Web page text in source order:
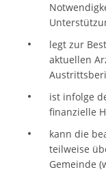
legt zur
aktuellen
ist infolge
finanzielle
kann die
teilweise
Gemeinde